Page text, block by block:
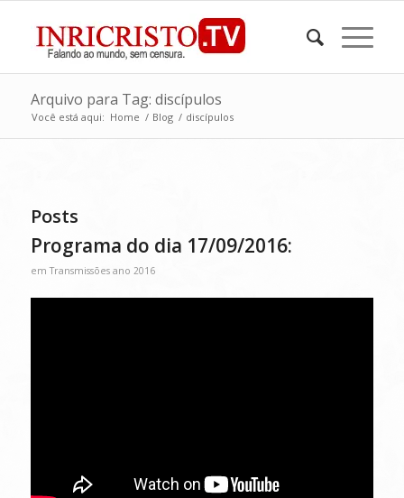
Arquivo para Tag: discípulos
Você está aqui: Home / Blog / discípulos
Posts
Programa do dia 17/09/2016:
emTransmissões ano 2016